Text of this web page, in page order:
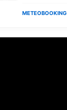
METEOBOOKING